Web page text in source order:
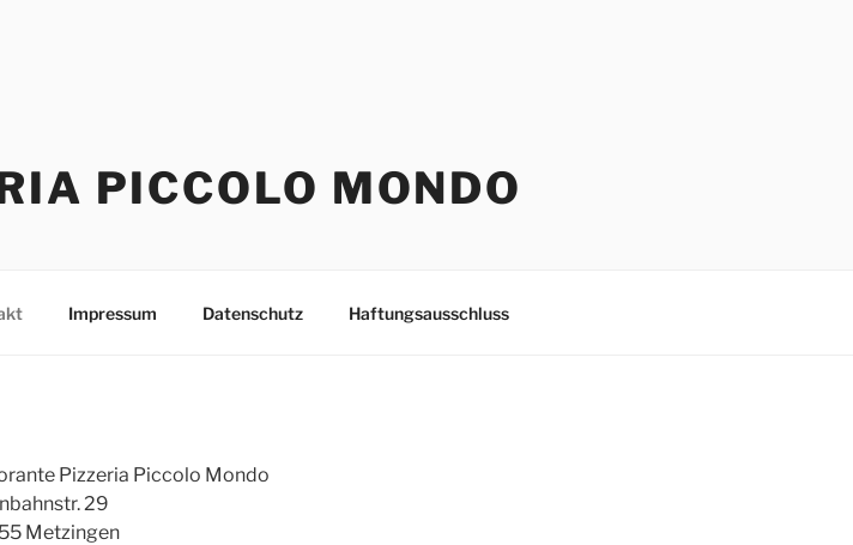
PICCOLO MONDO
Impressum Datenschutz Haftungsausschluss
Pizzeria Piccolo Mondo
29
Metzingen